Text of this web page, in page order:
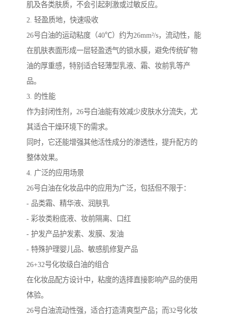
肌及各类肤质，不会引起刺激或过敏反应。
2. 轻盈质地，快速吸收
26号白油的运动粘度（40℃）约为26mm²/s，流动性，能
在肌肤表面形成一层轻盈透气的锁水膜，避免传统矿物
油的厚重感，特别适合轻薄型乳液、霜、妆前乳等产
品。
3. 的性能
作为封闭性剂，26号白油能有效减少皮肤水分流失，尤
其适合干燥环境下的需求。
同时，它还能增强其他活性成分的渗透性，提升配方的
整体效果。
4. 广泛的应用场景
26号白油在化妆品中的应用为广泛，包括但不限于：
- 品类霜、精华液、润肤乳
- 彩妆类粉底液、妆前隔离、口红
- 护发产品护发素、发膜、发油
- 特殊护理婴儿品、敏感肌修复产品
26+32号化妆级白油的组合
在化妆品配方设计中，粘度的选择直接影响产品的使用
体验。
26号白油流动性强，适合打造清爽型产品；而32号化妆